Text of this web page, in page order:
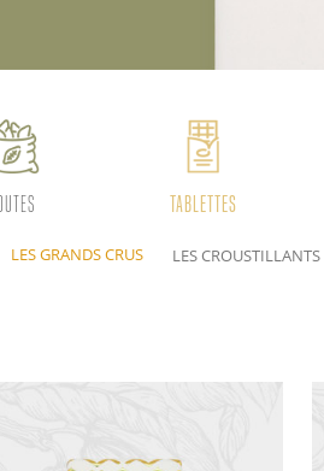
TABLETTES
LES GRANDS CRUS LES CROUSTILLANTS